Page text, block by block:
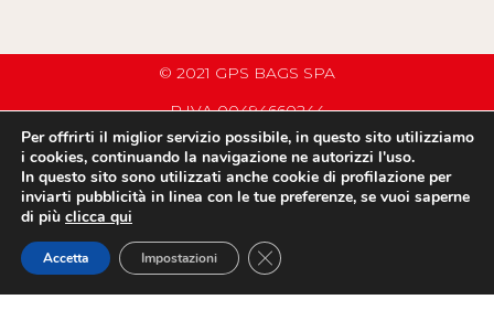
© 2021 GPS BAGS SPA
P.IVA 00494660244
PRIVACY POLICY
COMPANY INFO
WHISTLEBLOWING
Per offrirti il miglior servizio possibile, in questo sito utilizziamo
i cookies, continuando la navigazione ne autorizzi l'uso.
In questo sito sono utilizzati anche cookie di profilazione per
inviarti pubblicità in linea con le tue preferenze, se vuoi saperne
di più clicca qui
Accetta Impostazioni CLOSE GDPR COOKIE BANNER